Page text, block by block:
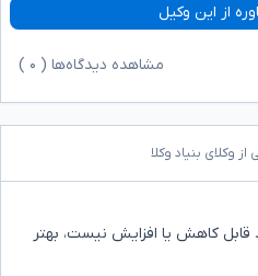
از این وکیل
مشاهده دیدگاه‌ها ( ۰
وکلای بنیاد وکلا
کاهش یا افزایش نیست، بهتر